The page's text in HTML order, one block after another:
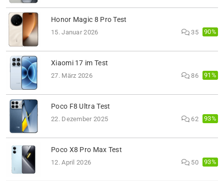
Honor Magic 8 Pro Test
15. Januar 2026 35 90%
Xiaomi 17 im Test
27. März 2026 86 91%
Poco F8 Ultra Test
22. Dezember 2025 62 93%
Poco X8 Pro Max Test
12. April 2026 50 93%